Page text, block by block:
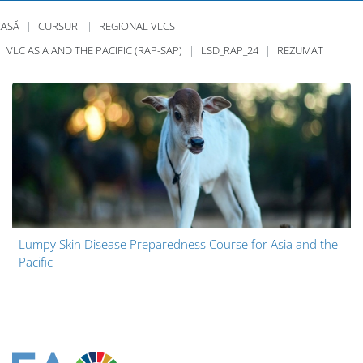
CURSURI
REGIONAL VLCS
VLC ASIA AND THE PACIFIC (RAP-SAP)
LSD_RAP_24 REZUMAT
Lumpy Skin Disease Preparedness Course for Asia and the
Pacific